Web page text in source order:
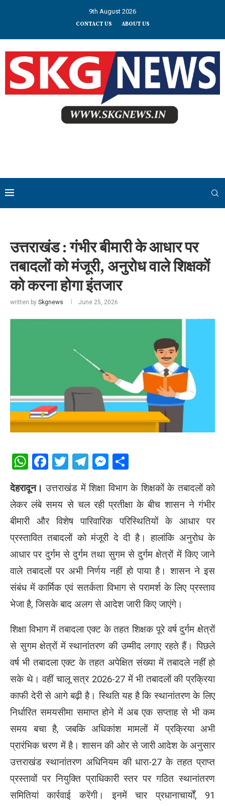
9th August 2026
CONTACT US ABOUT US
उत्तराखंड : गंभीर बीमारी के आधार पर
तबादलों को मंजूरी, अनुरोध वाले शिक्षकों
को करना होगा इंतजार
written by Skgnews June 25, 2026
WhatsApp
Facebook
Twitter
Telegram
Messenger
देहरादून। उत्तराखंड में शिक्षा विभाग के शिक्षकों के तबादलों को
लेकर लंबे समय से चल रही प्रतीक्षा के बीच शासन ने गंभीर
बीमारी और विशेष पारिवारिक परिस्थितियों के आधार पर
प्रस्तावित तबादलों को मंजूरी दे दी है। हालांकि अनुरोध के
आधार पर दुर्गम से दुर्गम तथा सुगम से दुर्गम क्षेत्रों में किए जाने
वाले तबादलों पर अभी निर्णय नहीं हो पाया है। शासन ने इस
संबंध में कार्मिक एवं सतर्कता विभाग से परामर्श के लिए प्रस्ताव
भेजा है, जिसके बाद अलग से आदेश जारी किए जाएंगे।
शिक्षा विभाग में तबादला एक्ट के तहत शिक्षक पूरे वर्ष दुर्गम क्षेत्रों
से सुगम क्षेत्रों में स्थानांतरण की उम्मीद लगाए रहते हैं। पिछले
वर्ष भी तबादला एक्ट के तहत अपेक्षित संख्या में तबादले नहीं हो
सके थे। वहीं चालू सत्र 2026-27 में भी तबादलों की प्रक्रिया
काफी देरी से आगे बढ़ी है। स्थिति यह है कि स्थानांतरण के लिए
निर्धारित समयसीमा समाप्त होने में अब एक सप्ताह से भी कम
समय बचा है, जबकि अधिकांश मामलों में प्रक्रिया अभी
प्रारंभिक चरण में है। शासन की ओर से जारी आदेश के अनुसार
उत्तराखंड स्थानांतरण अधिनियम की धारा-27 के तहत प्राप्त
प्रस्तावों पर नियुक्ति प्राधिकारी स्तर पर गठित स्थानांतरण
समितियां कार्रवाई करेंगी। इनमें चार प्रधानाचार्यों, 91